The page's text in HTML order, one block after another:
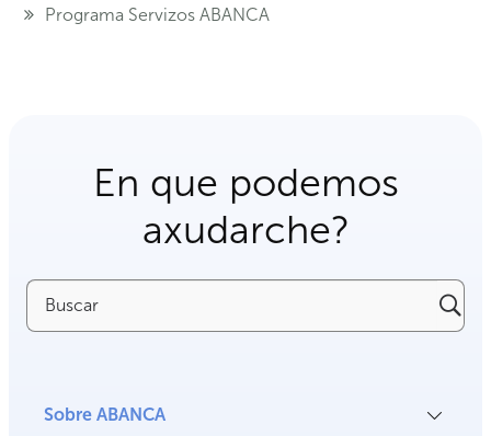
Programa Servizos ABANCA
En que podemos
axudarche?
Buscar
Sobre ABANCA